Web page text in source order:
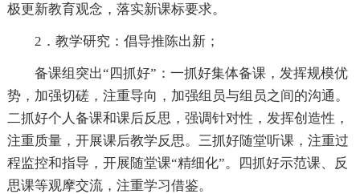
极更新教育观念，落实新课标要求。
2．教学研究：倡导推陈出新；
备课组突出“四抓好”：一抓好集体备课，发挥规模优
势，加强切磋，注重导向，加强组员与组员之间的沟通。
二抓好个人备课和课后反思，强调针对性，发挥创造性，
注重质量，开展课后教学反思。三抓好随堂听课，注重过
程监控和指导，开展随堂课“精细化”。四抓好示范课、反
思课等观摩交流，注重学习借鉴。